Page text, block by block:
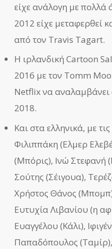
είχε ανάλογη με πολλά
2012 είχε μεταφερθεί
από τον Travis Tagart.
Η ιρλανδική Cartoon
2016 με τον Tomm
Netflix να
2018.
Και στα ελληνικά, με
Φιλιππάκη (Ελμερ
(Μπόρις), Ινώ Στεφανή
Σούτης (Σέιγουα),
Χρήστος Θάνος
Ευτυχία Λιβανίου (η
Ευαγγέλου (Κάλι),
Παπαδόπουλος